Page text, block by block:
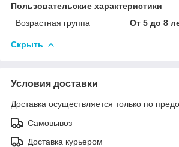
Пользовательские характеристики
Возрастная группа
От 5 до 8
Скрыть
Условия доставки
Доставка осуществляется только по
Самовывоз
Доставка курьером